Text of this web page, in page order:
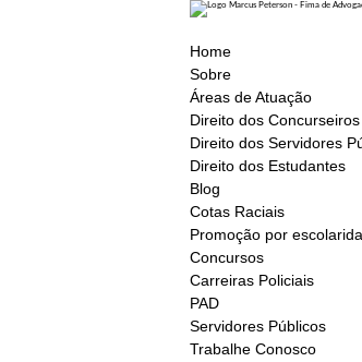
Home
Sobre
Áreas de Atuação
Direito dos Concurseiros
Direito dos Servidores
Direito dos Estudantes
Blog
Cotas Raciais
Promoção por
Concursos
Carreiras Policiais
PAD
Servidores Públicos
Trabalhe Conosco